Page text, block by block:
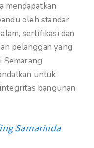
mendapatkan
oleh standar
sertifikasi dan
pelanggan yang
untuk
bangunan
Samarinda